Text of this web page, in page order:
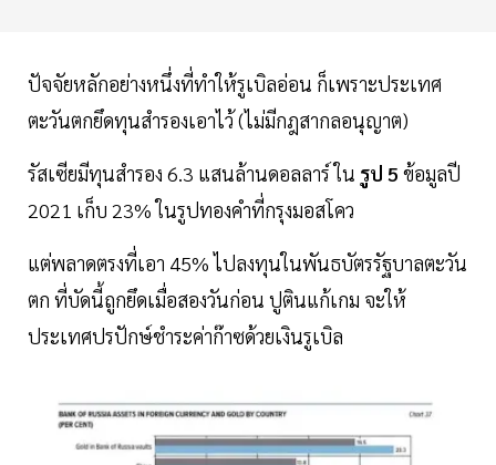
ปัจจัยหลักอย่างหนึ่งที่ทำให้รูเบิลอ่อน ก็เพราะประเทศ
ตะวันตกยึดทุนสำรองเอาไว้ (ไม่มีกฎสากลอนุญาต)
รัสเซียมีทุนสำรอง 6.3 แสนล้านดอลลาร์ ใน รูป 5 ข้อมูลปี
2021 เก็บ 23% ในรูปทองคำที่กรุงมอสโคว
แต่พลาดตรงที่เอา 45% ไปลงทุนในพันธบัตรรัฐบาลตะวัน
ตก ที่บัดนี้ถูกยึดเมื่อสองวันก่อน ปูตินแก้เกม จะให้
ประเทศปรปักษ์ชำระค่าก๊าซด้วยเงินรูเบิล